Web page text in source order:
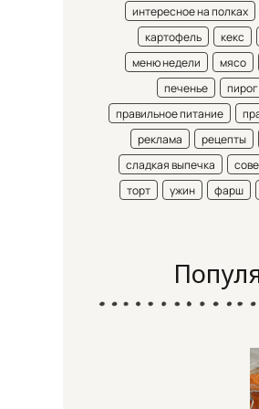
интересное на полках
картофель
кекс
меню недели
мясо
печенье
пирог
правильное питание
реклама
рецепты
сладкая выпечка
торт
ужин фарш